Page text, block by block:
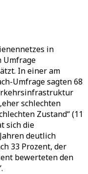
in
Umfrage
In einer am
Umfrage sagten 68
schlechten
Zustand“ (11
sich die
deutlich
33 Prozent, der
bewerteten den